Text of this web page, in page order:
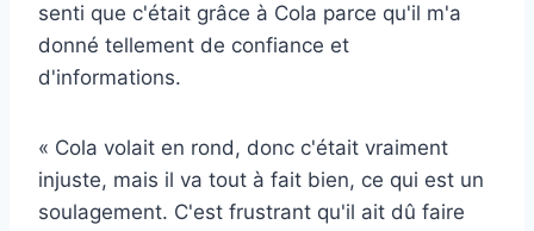
senti que c'était grâce à Cola parce qu'il m'a
donné tellement de confiance et
d'informations.
« Cola volait en rond, donc c'était vraiment
injuste, mais il va tout à fait bien, ce qui est un
soulagement. C'est frustrant qu'il ait dû faire